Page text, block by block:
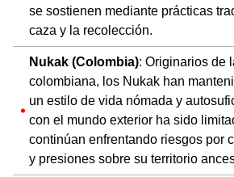
se sostienen mediante prácticas
caza y la recolección.
Nukak (Colombia): Originarios de
colombiana, los Nukak han
un estilo de vida nómada y
con el mundo exterior ha sido
continúan enfrentando riesgos por
y presiones sobre su territorio